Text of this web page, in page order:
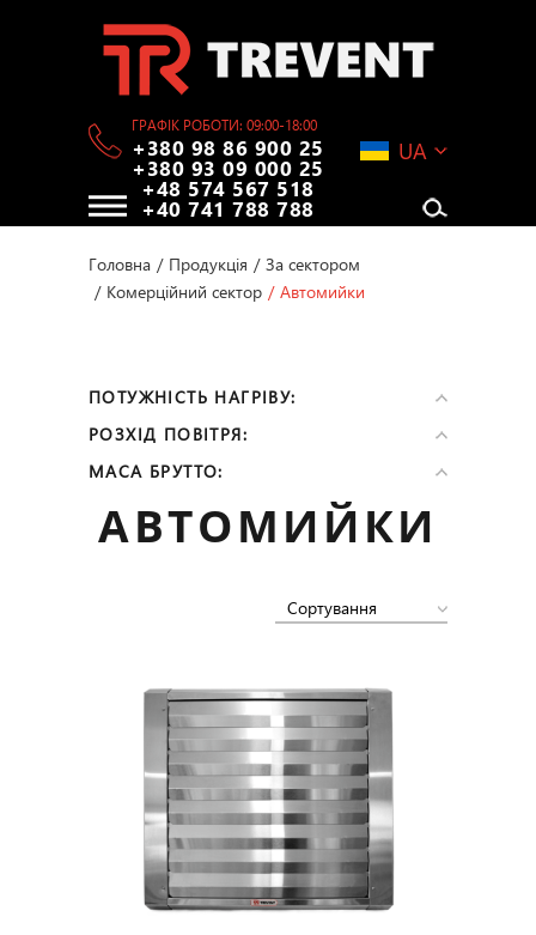
ГРАФІК РОБОТИ: 09:00-18:00
+380 98 86 900 25
+380 93 09 000 25
+48 574 567 518
+40 741 788 788
UA
Головна / Продукція / За сектором
/ Комерційний сектор / Автомийки
ПОТУЖНІСТЬ НАГРІВУ:
РОЗХІД ПОВІТРЯ:
МАСА БРУТТО:
АВТОМИЙКИ
Сортування